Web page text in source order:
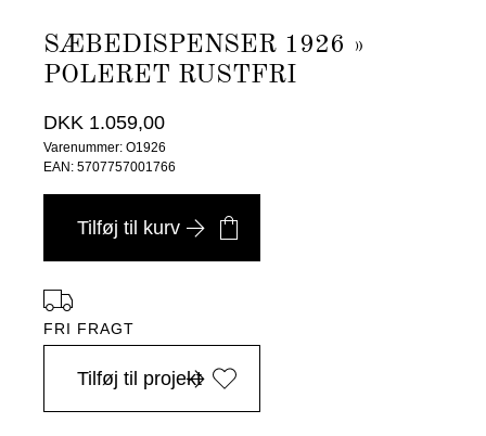
SÆBEDISPENSER 1926 »
POLERET RUSTFRI
DKK 1.059,00
Varenummer: O1926
EAN: 5707757001766
Tilføj til kurv
FRI FRAGT
i Danmark ved køb over 4.999 DKK, -
Tilføj til projekt